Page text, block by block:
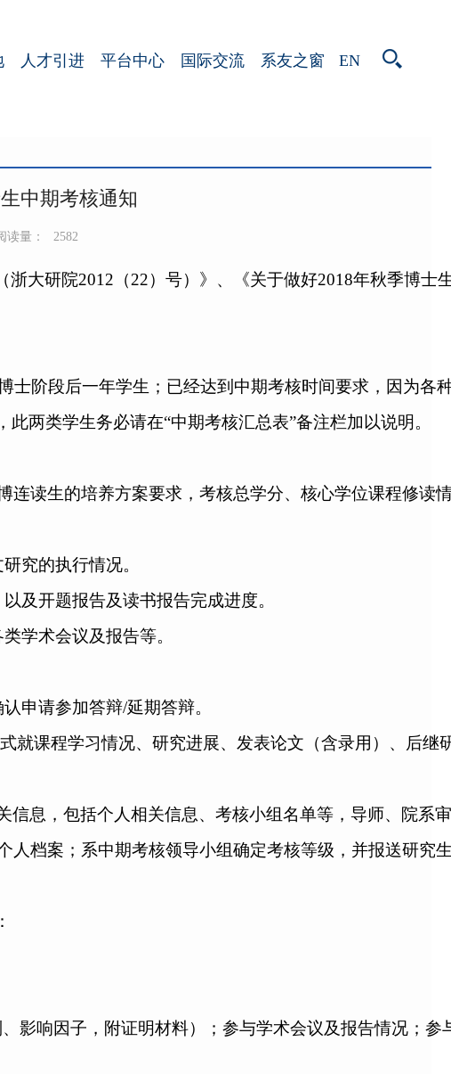
人才引进 平台中心 国际交流 系友之窗 EN
中期考核通知
读量： 2582
浙大研院2012（22）号）》、《关于做好2018年秋季博士
士阶段后一年学生；已经达到中期考核时间要求，因为各
两类学生务必请在“中期考核汇总表”备注栏加以说明。
连读生的培养方案要求，考核总学分、核心学位课程修读
究的执行情况。
及开题报告及读书报告完成进度。
学术会议及报告等。
申请参加答辩/延期答辩。
就课程学习情况、研究进展、发表论文（含录用）、后继
信息，包括个人相关信息、考核小组名单等，导师、院系
人档案 ； 系中期考核领导小组确定考核等级，并报送研究
影响因子，附证明材料）；参与学术会议及报告情况；